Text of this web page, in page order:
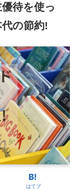
待を使っ
の節約!
はてブ